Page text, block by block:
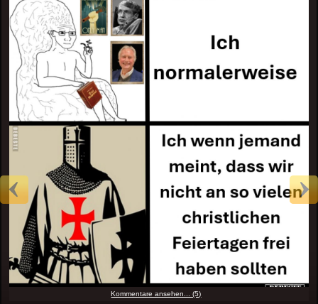
Kommentare ansehen... (5)